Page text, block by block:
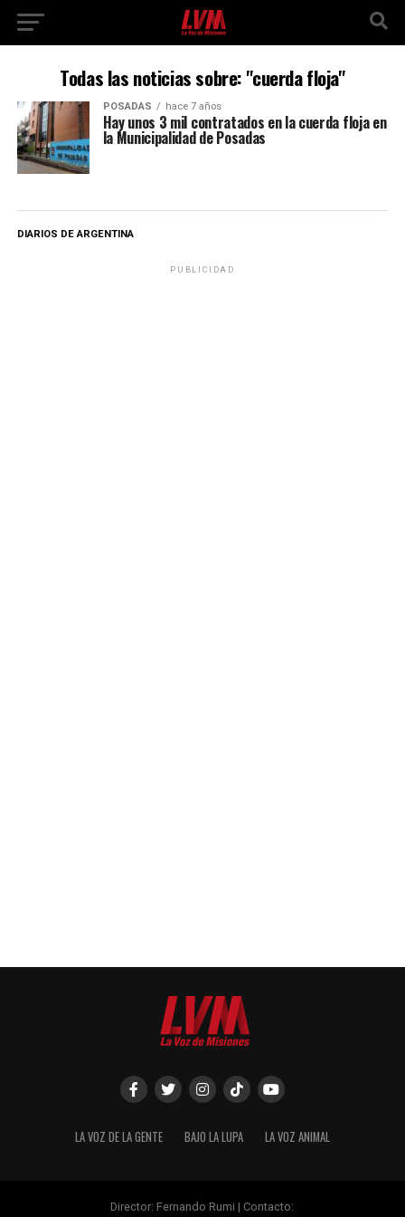
Todas las noticias sobre: "cuerda floja"
POSADAS hace 7 años
Hay unos 3 mil contratados en la cuerda floja en
la Municipalidad de Posadas
DIARIOS DE ARGENTINA
PUBLICIDAD
LA VOZ DE LA GENTE BAJO LA LUPA LA VOZ ANIMAL
Director: Fernando Rumi | Contacto: